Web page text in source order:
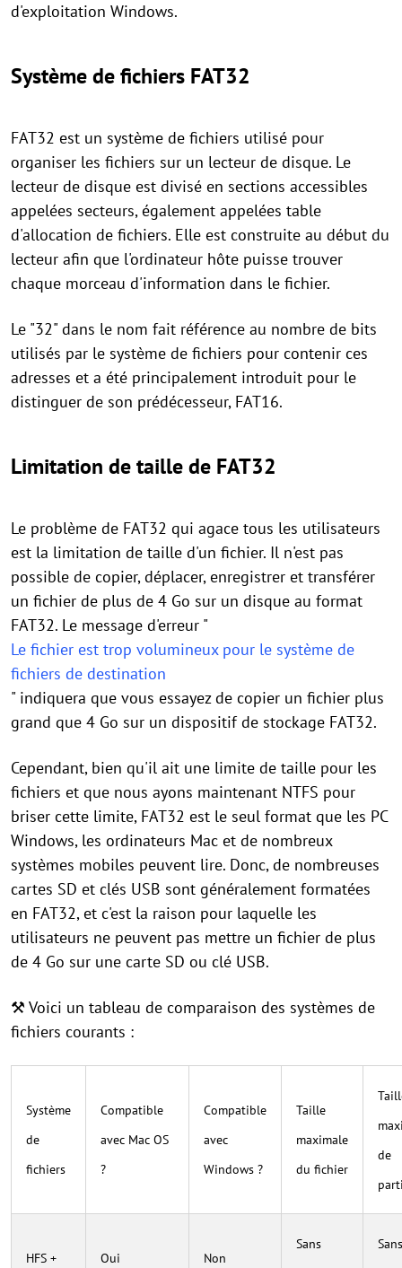
d'exploitation Windows.
Système de fichiers FAT32
FAT32 est un système de fichiers utilisé pour
organiser les fichiers sur un lecteur de disque. Le
lecteur de disque est divisé en sections accessibles
appelées secteurs, également appelées table
d'allocation de fichiers. Elle est construite au début du
lecteur afin que l'ordinateur hôte puisse trouver
chaque morceau d'information dans le fichier.
Le "32" dans le nom fait référence au nombre de bits
utilisés par le système de fichiers pour contenir ces
adresses et a été principalement introduit pour le
distinguer de son prédécesseur, FAT16.
Limitation de taille de FAT32
Le problème de FAT32 qui agace tous les utilisateurs
est la limitation de taille d'un fichier. Il n'est pas
possible de copier, déplacer, enregistrer et transférer
un fichier de plus de 4 Go sur un disque au format
FAT32. Le message d'erreur "
Le fichier est trop volumineux pour le système de
fichiers de destination
" indiquera que vous essayez de copier un fichier plus
grand que 4 Go sur un dispositif de stockage FAT32.
Cependant, bien qu'il ait une limite de taille pour les
fichiers et que nous ayons maintenant NTFS pour
briser cette limite, FAT32 est le seul format que les PC
Windows, les ordinateurs Mac et de nombreux
systèmes mobiles peuvent lire. Donc, de nombreuses
cartes SD et clés USB sont généralement formatées
en FAT32, et c'est la raison pour laquelle les
utilisateurs ne peuvent pas mettre un fichier de plus
de 4 Go sur une carte SD ou clé USB.
⚒️ Voici un tableau de comparaison des systèmes de
fichiers courants :
Système
de
fichiers
Compatible
avec Mac OS
?
Compatible
avec
Windows ?
Taille
maximale
du fichier
de
HFS + Oui Non
Sans
Sans